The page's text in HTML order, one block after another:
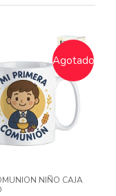
Agotado
NIÑO CAJA